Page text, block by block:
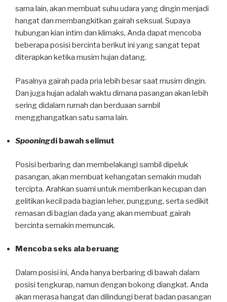
sama lain, akan membuat suhu udara yang dingin menjadi
hangat dan membangkitkan gairah seksual. Supaya
hubungan kian intim dan klimaks, Anda dapat mencoba
beberapa posisi bercinta berikut ini yang sangat tepat
diterapkan ketika musim hujan datang.
Pasalnya gairah pada pria lebih besar saat musim dingin.
Dan juga hujan adalah waktu dimana pasangan akan lebih
sering didalam rumah dan berduaan sambil
mengghangatkan satu sama lain.
Spooningdi bawah selimut
Posisi berbaring dan membelakangi sambil dipeluk
pasangan, akan membuat kehangatan semakin mudah
tercipta. Arahkan suami untuk memberikan kecupan dan
gelitikan kecil pada bagian leher, punggung, serta sedikit
remasan di bagian dada yang akan membuat gairah
bercinta semakin memuncak.
Mencoba seks ala beruang
Dalam posisi ini, Anda hanya berbaring di bawah dalam
posisi tengkurap, namun dengan bokong diangkat. Anda
akan merasa hangat dan dilindungi berat badan pasangan